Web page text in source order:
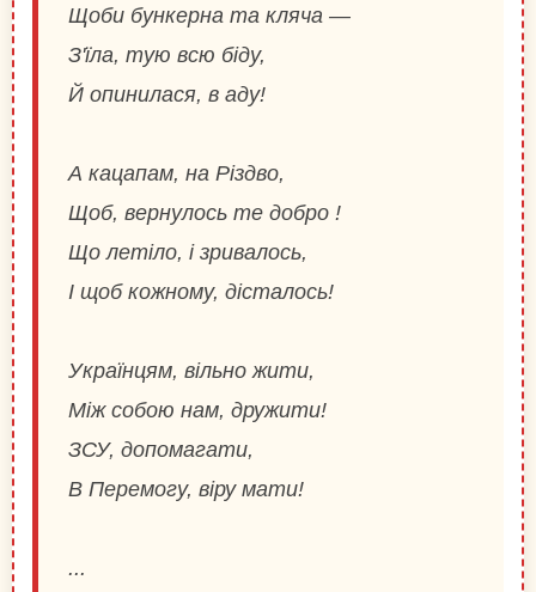
Щоби бункерна та кляча —
З'їла, тую всю біду,
Й опинилася, в аду!
А кацапам, на Різдво,
Щоб, вернулось те добро !
Що летіло, і зривалось,
І щоб кожному, дісталось!
Українцям, вільно жити,
Між собою нам, дружити!
ЗСУ, допомагати,
В Перемогу, віру мати!
...